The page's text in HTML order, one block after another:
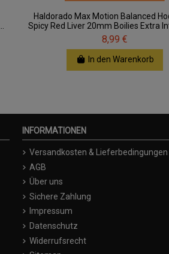
Haldorado Max Motion Balanced
Spicy Red Liver 20mm Boilies Extra
8,99 €
In den Warenkorb
INFORMATIONEN
Versandkosten & Lieferbedingungen
AGB
Über uns
Sichere Zahlung
Impressum
Datenschutz
Widerrufsrecht